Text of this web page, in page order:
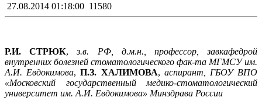
27.08.2014 01:18:00 11580
Р.И. СТРЮК,з.в. РФ, д.м.н., профессор, завкафедрой
внутренних болезней стоматологического фак-та МГМСУ им.
А.И. Евдокимова,П.З. ХАЛИМОВА, аспирант, ГБОУ ВПО
«Московский государственный медико-стоматологический
университет им. А.И. Евдокимова» Минздрава России